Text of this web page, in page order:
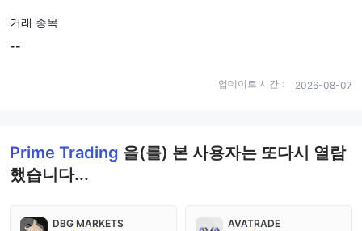
거래 종목
--
업데이트 시간： 2026-08-07
Prime Trading 을(를) 본 사용자는 또다시 열람
했습니다...
DBG MARKETS AVATRADE